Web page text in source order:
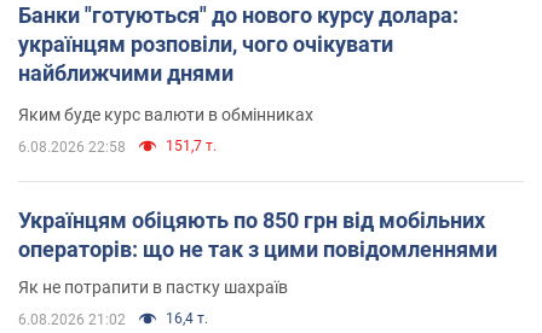
Банки "готуються" до нового курсу долара:
українцям розповіли, чого очікувати
найближчими днями
Яким буде курс валюти в обмінниках
6.08.2026 22:58 151,7 т.
Українцям обіцяють по 850 грн від мобільних
операторів: що не так з цими повідомленнями
Як не потрапити в пастку шахраїв
6.08.2026 21:02 16,4 т.